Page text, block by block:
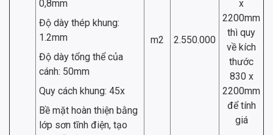
0,8mm
Độ dày thép khung:
1.2mm
Độ dày tổng thể của
cánh: 50mm
Quy cách khung: 45x
Bề mặt hoàn thiện bằng
lớp sơn tĩnh điện, tạo
m2 2.550.000
x
2200mm
thì quy
về kích
thước
830 x
2200mm
để tính
giá